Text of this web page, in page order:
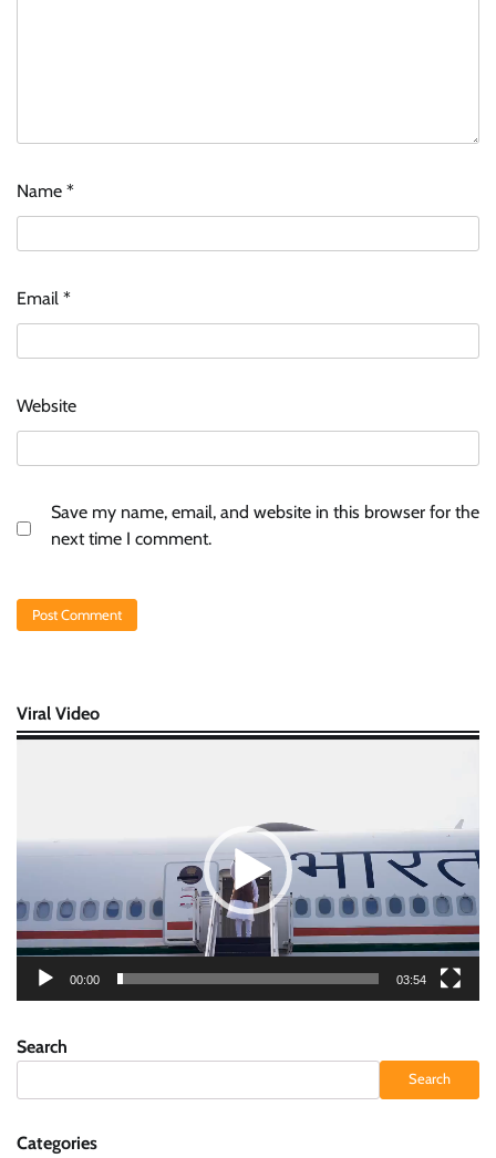
Name *
Email *
Website
Save my name, email, and website in this browser for the
next time I comment.
Viral Video
00:00 03:54
Search
Search
Categories